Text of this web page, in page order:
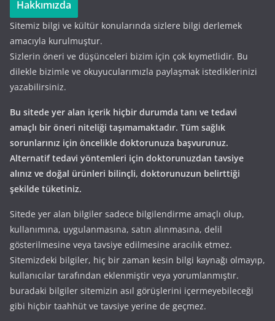
Hakkımızda
Sitemiz bilgi ve kültür konularında sizlere bilgi derlemek
amacıyla kurulmuştur.
Sizlerin öneri ve düşünceleri bizim için çok kıymetlidir. Bu
dilekle bizimle ve okuyucularımızla paylaşmak istediklerinizi
yazabilirsiniz.
Bu sitede yer alan içerik hiçbir durumda tanı ve tedavi
amaçlı bir öneri niteliği taşımamaktadır. Tüm sağlık
sorunlarınız için öncelikle doktorunuza başvurunuz.
Alternatif tedavi yöntemleri için doktorunuzdan tavsiye
alınız ve doğal ürünleri bilinçli, doktorunuzun belirttiği
şekilde tüketiniz.
Sitede yer alan bilgiler sadece bilgilendirme amaçlı olup,
kullanımına, uygulanmasına, satın alınmasına, delil
gösterilmesine veya tavsiye edilmesine aracılık etmez.
Sitemizdeki bilgiler, hiç bir zaman kesin bilgi kaynağı olmayıp,
kullanıcılar tarafından eklenmiştir veya yorumlanmıştır.
buradaki bilgiler sitemizin asıl görüşlerini içermeyebileceği
gibi hiçbir taahhüt ve tavsiye yerine de geçmez.